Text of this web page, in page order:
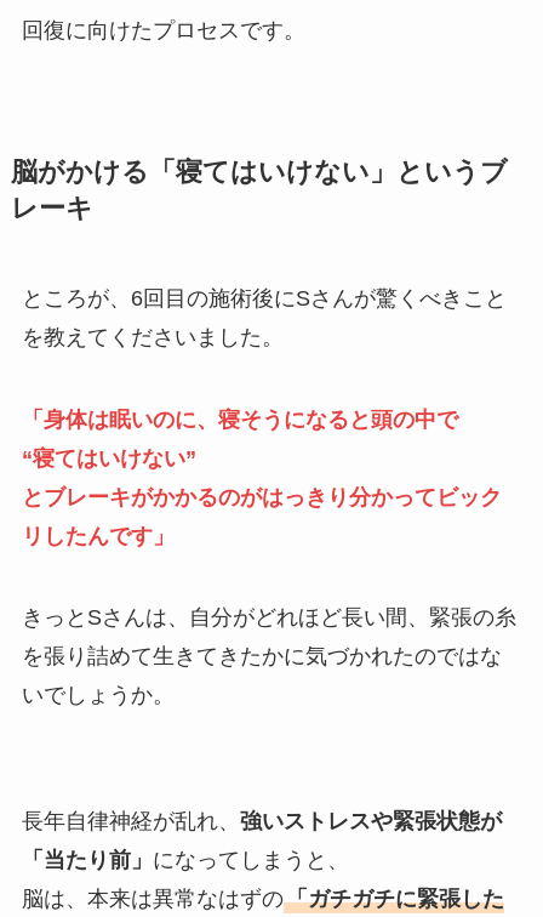
回復に向けたプロセスです。
脳がかける「寝てはいけない」というブ
レーキ
ところが、6回目の施術後にSさんが驚くべきこと
を教えてくださいました。
「身体は眠いのに、寝そうになると頭の中で
“寝てはいけない”
とブレーキがかかるのがはっきり分かってビック
リしたんです」
きっとSさんは、自分がどれほど長い間、緊張の糸
を張り詰めて生きてきたかに気づかれたのではな
いでしょうか。
長年自律神経が乱れ、 強いストレスや緊張状態が
「当たり前」 になってしまうと、
脳は、本来は異常なはずの「ガチガチに緊張した